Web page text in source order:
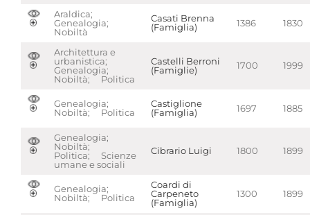
Araldica;
Genealogia;
Nobiltà
Casati Brenna
(Famiglia)
1386 1830
Architettura e
urbanistica;
Genealogia;
Nobiltà; Politica
Castelli Berroni
(Famiglie)
1700 1999
Genealogia;
Nobiltà; Politica
Castiglione
(Famiglia)
1697 1885
Genealogia;
Nobiltà;
Politica; Scienze
umane e sociali
Cibrario Luigi 1800 1899
Genealogia;
Nobiltà; Politica
Coardi di
Carpeneto
(Famiglia)
1300 1899